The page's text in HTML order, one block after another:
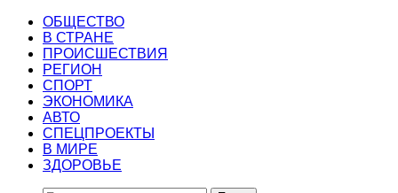
ОБЩЕСТВО
В СТРАНЕ
ПРОИСШЕСТВИЯ
РЕГИОН
CПОРТ
ЭКОНОМИКА
АВТО
СПЕЦПРОЕКТЫ
В МИРЕ
ЗДОРОВЬЕ